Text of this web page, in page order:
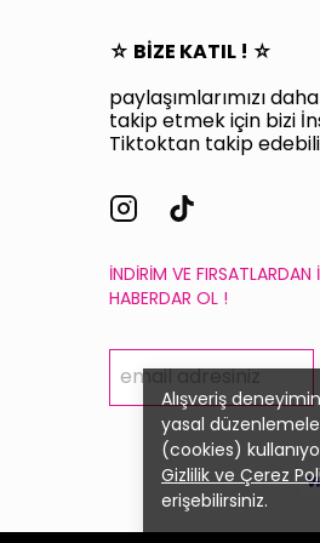
Alışveriş
yasal
(cookies)
Gizlilik ve Çerez
erişebilirsiniz.
☆ BİZE KATIL ! ☆
paylaşımlarımızı
takip etmek için bizi
Tiktoktan takip
İNDİRİM VE FIRSATLARDAN
HABERDAR OL !